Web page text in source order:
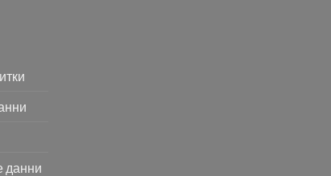
данни